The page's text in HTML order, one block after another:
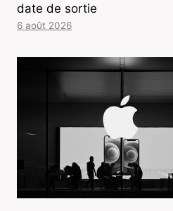
date de sortie
6 août 2026